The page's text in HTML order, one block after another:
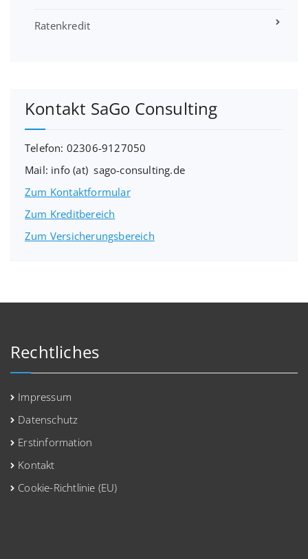
Ratenkredit
Kontakt SaGo Consulting
Telefon: 02306-9127050
Mail: info (at) sago-consulting.de
Zum Kontaktformular
Zum Kreditbereich
Zum Versicherungsbereich
Rechtliches
Impressum
Datenschutz
Erstinformation
Kontakt
Cookie-Richtlinie (EU)